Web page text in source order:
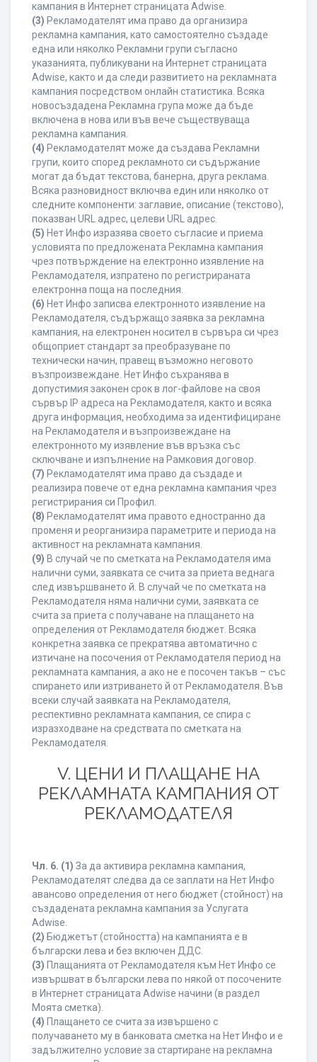
кампания в Интернет страницата Adwise.
(3) Рекламодателят има право да организира
рекламна кампания, като самостоятелно създаде
една или няколко Рекламни групи съгласно
указанията, публикувани на Интернет страницата
Adwise, както и да следи развитието на рекламната
кампания посредством онлайн статистика. Всяка
новосъздадена Рекламна група може да бъде
включена в нова или във вече съществуваща
рекламна кампания.
(4) Рекламодателят може да създава Рекламни
групи, които според рекламното си съдържание
могат да бъдат текстова, банерна, друга реклама.
Всяка разновидност включва един или няколко от
следните компоненти: заглавие, описание (текстово),
показван URL адрес, целеви URL адрес.
(5) Нет Инфо изразява своето съгласие и приема
условията по предложената Рекламна кампания
чрез потвърждение на електронно изявление на
Рекламодателя, изпратено по регистрираната
електронна поща на последния.
(6) Нет Инфо записва електронното изявление на
Рекламодателя, съдържащо заявка за рекламна
кампания, на електронен носител в сървъра си чрез
общоприет стандарт за преобразуване по
технически начин, правещ възможно неговото
възпроизвеждане. Нет Инфо съхранява в
допустимия законен срок в лог-файлове на своя
сървър IP адреса на Рекламодателя, както и всяка
друга информация, необходима за идентифициране
на Рекламодателя и възпроизвеждане на
електронното му изявление във връзка със
сключване и изпълнение на Рамковия договор.
(7) Рекламодателят има право да създаде и
реализира повече от една рекламна кампания чрез
регистрирания си Профил.
(8) Рекламодателят има правото едностранно да
променя и реорганизира параметрите и периода на
активност на рекламната кампания.
(9) В случай че по сметката на Рекламодателя има
налични суми, заявката се счита за приета веднага
след извършването й. В случай че по сметката на
Рекламодателя няма налични суми, заявката се
счита за приета с получаване на плащането на
определения от Рекламодателя бюджет. Всяка
конкретна заявка се прекратява автоматично с
изтичане на посочения от Рекламодателя период на
рекламната кампания, а ако не е посочен такъв – със
спирането или изтриването й от Рекламодателя. Във
всеки случай заявката на Рекламодателя,
респективно рекламната кампания, се спира с
изразходване на средствата по сметката на
Рекламодателя.
V. ЦЕНИ И ПЛАЩАНЕ НА
РЕКЛАМНАТА КАМПАНИЯ ОТ
РЕКЛАМОДАТЕЛЯ
Чл. 6. (1) За да активира рекламна кампания,
Рекламодателят следва да се заплати на Нет Инфо
авансово определения от него бюджет (стойност) на
създадената рекламна кампания за Услугата
Adwise.
(2) Бюджетът (стойността) на кампанията е в
български лева и без включен ДДС.
(3) Плащанията от Рекламодателя към Нет Инфо се
извършват в български лева по някой от посочените
в Интернет страницата Adwise начини (в раздел
Моята сметка).
(4) Плащането се счита за извършено с
получаването му в банковата сметка на Нет Инфо и е
задължително условие за стартиране на рекламна